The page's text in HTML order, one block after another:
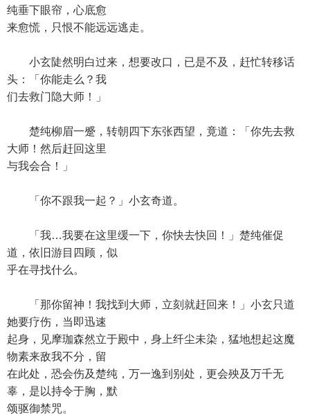
纯垂下眼帘，心底愈
来愈慌，只恨不能远远逃走。
小玄陡然明白过来，想要改口，已是不及，赶忙转移话
头：「你能走么？我
们去救门隐大师！」
楚纯柳眉一蹙，转朝四下东张西望，竟道：「你先去救
大师！然后赶回这里
与我会合！」
「你不跟我一起？」小玄奇道。
「我…我要在这里缓一下，你快去快回！」楚纯催促
道，依旧游目四顾，似
乎在寻找什么。
「那你留神！我找到大师，立刻就赶回来！」小玄只道
她要疗伤，当即迅速
起身，见摩珈森然立于殿中，身上纤尘未染，猛地想起这魔
物素来敌我不分，留
在此处，恐会伤及楚纯，万一逸到别处，更会殃及万千无
辜，是以持令于胸，默
颂驱御禁咒。